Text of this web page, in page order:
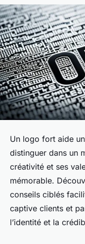
Un logo fort aide
distinguer dans un
créativité et ses
mémorable.
conseils ciblés
captive clients et
l’identité et la